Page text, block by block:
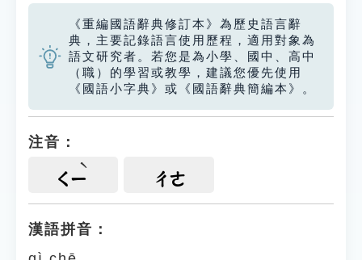
《重編國語辭典修訂本》為歷史語言辭
典，主要記錄語言使用歷程，適用對象為
語文研究者。若您是為小學、國中、高中
（職）的學習或教學，建議您優先使用
《國語小字典》或《國語辭典簡編本》。
注音：
ㄑㄧ ㄔㄜ
漢語拼音：